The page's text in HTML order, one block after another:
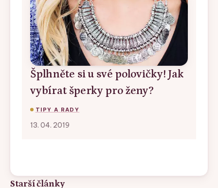
Šplhněte si u své polovičky! Jak
vybírat šperky pro ženy?
TIPY A RADY
13. 04. 2019
Starší články